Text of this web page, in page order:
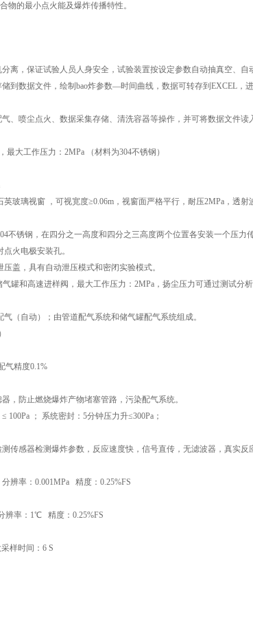
物的最小点火能及爆炸传播特性。
离，保证试验人员人身安全，试验装置按设定参数自动抽真空、自
到数据文件，绘制bao炸参数—时间曲线，数据可转存到EXCEL，进
、喷尘点火、数据采集存储、清洗容器等操作，并可将数据文件读
大工作压力：2MPa （材料为304不锈钢）
玻璃视窗 ，可视宽度≥0.06m，视窗面严格平行，耐压2MPa，透射
不锈钢，在四分之一高度和四分之三高度两个位置各安装一个压力
火电极安装孔。
盖，具有自动泄压模式和密闭实验模式。
罐和高速进样阀，最大工作压力：2MPa，扬尘压力可通过测试分
（自动）；由管道配气系统和储气罐配气系统组成。
气精度0.1%
，防止燃烧爆炸产物堵塞管路，污染配气系统。
100Pa ； 系统密封：5分钟压力升≤300Pa；
传感器检测爆炸参数，反应速度快，信号直传，无滤波器，真实反
辨率：0.001MPa 精度：0.25%FS
辨率：1℃ 精度：0.25%FS
样时间：6 S